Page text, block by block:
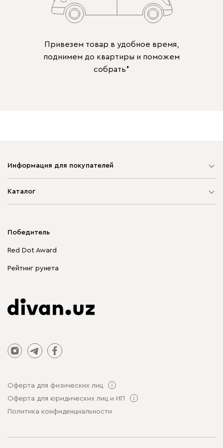
Привезем товар в удобное время,
поднимем до квартиры и поможем
собрать*
Информация для покупателей
Каталог
Корпусная мебель
Столы и стулья
Победитель
Red Dot Award
Рейтинг рунета
Оферта для физических лиц
Оферта для юридических лиц и ИП
Политика конфиденциальности